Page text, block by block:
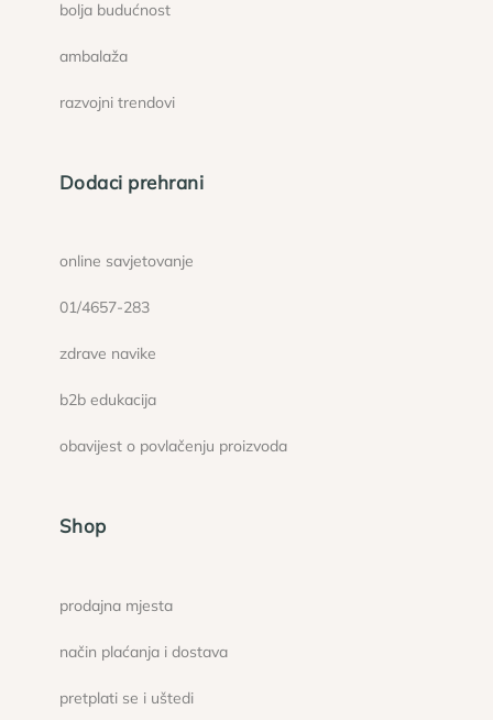
bolja budućnost
ambalaža
razvojni trendovi
Dodaci prehrani
online savjetovanje
01/4657-283
zdrave navike
b2b edukacija
obavijest o povlačenju proizvoda
Shop
prodajna mjesta
način plaćanja i dostava
pretplati se i uštedi